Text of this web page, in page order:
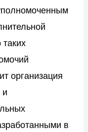
организация
и
в